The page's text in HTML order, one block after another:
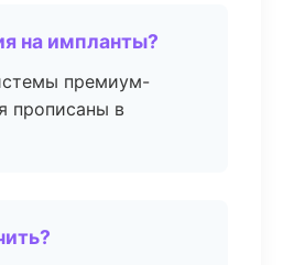
на импланты?
премиум-
прописаны в